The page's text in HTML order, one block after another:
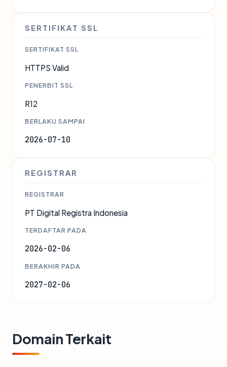
SERTIFIKAT SSL
SERTIFIKAT SSL
HTTPS Valid
PENERBIT SSL
R12
BERLAKU SAMPAI
2026-07-10
REGISTRAR
REGISTRAR
PT Digital Registra Indonesia
TERDAFTAR PADA
2026-02-06
BERAKHIR PADA
2027-02-06
Domain Terkait